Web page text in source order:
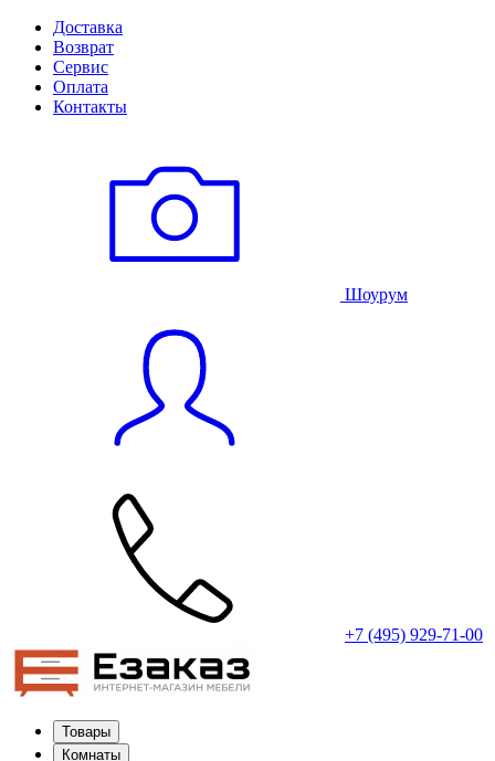
Доставка
Возврат
Сервис
Оплата
Контакты
Шоурум
+7 (495) 929-71-00
Товары
Комнаты